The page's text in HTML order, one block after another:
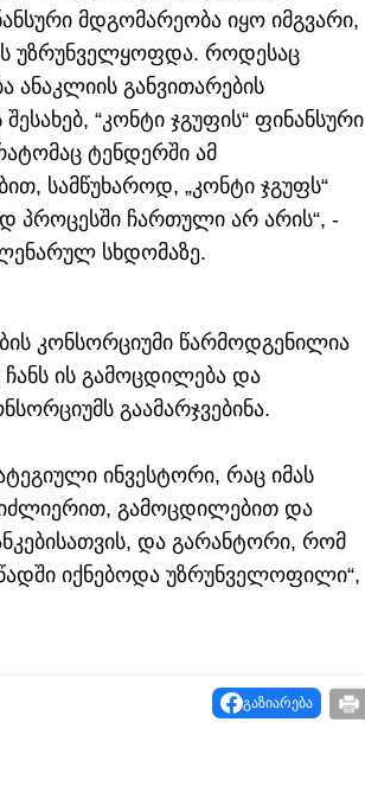
მდგომარეობა იყო იმგვარი,
უზრუნველყოფდა. როდესაც
ანაკლიის განვითარების
“კონტი ჯგუფის“ ფინანსური
ტენდერში ამ
სამწუხაროდ, „კონტი ჯგუფს“
პროცესში ჩართული არ არის“, -
სხდომაზე.
კონსორციუმი წარმოდგენილია
ის გამოცდილება და
გაამარჯვებინა.
ინვესტორი, რაც იმას
სიძლიერით, გამოცდილებით და
და გარანტორი, რომ
იქნებოდა უზრუნველოფილი“,
გაზიარება